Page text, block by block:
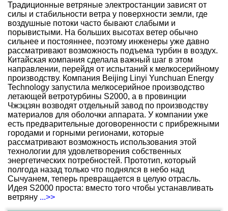
Традиционные ветряные электростанции зависят от
силы и стабильности ветра у поверхности земли, где
воздушные потоки часто бывают слабыми и
порывистыми. На больших высотах ветер обычно
сильнее и постояннее, поэтому инженеры уже давно
рассматривают возможность подъема турбин в воздух.
Китайская компания сделала важный шаг в этом
направлении, перейдя от испытаний к мелкосерийному
производству. Компания Beijing Linyi Yunchuan Energy
Technology запустила мелкосерийное производство
летающей ветротурбины S2000, а в провинции
Чжэцзян возводят отдельный завод по производству
материалов для оболочки аппарата. У компании уже
есть предварительные договоренности с прибрежными
городами и горными регионами, которые
рассматривают возможность использования этой
технологии для удовлетворения собственных
энергетических потребностей. Прототип, который
полгода назад только что поднялся в небо над
Сычуанем, теперь превращается в целую отрасль.
Идея S2000 проста: вместо того чтобы устанавливать
ветряну ...>>